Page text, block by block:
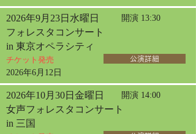
2026年9月23日水曜日 開演 13:30
フォレスタコンサート
in 東京オペラシティ
チケット発売
2026年6月12日
公演詳細
2026年10月30日金曜日 開演 14:00
女声フォレスタコンサート
in 三国